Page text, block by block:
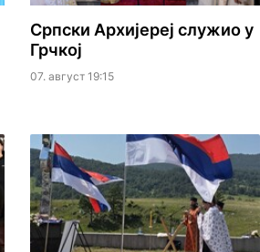
Српски Архијереј служио у
Грчкој
07. август 19:15